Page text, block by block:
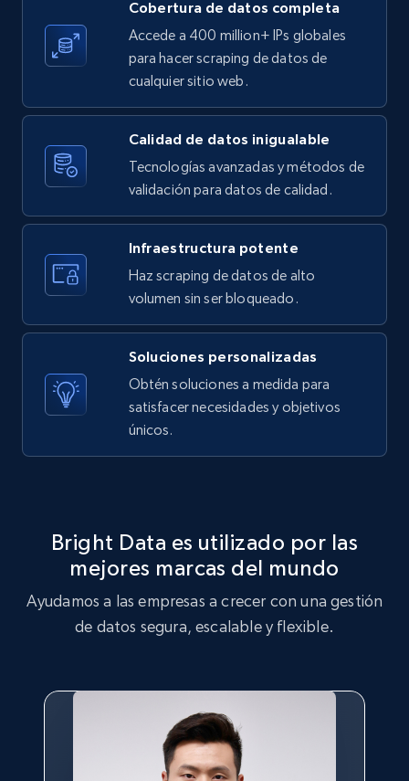
X (formerly Twitter) - Posts
ID, User posted, Name, Description, Date
posted, Photos, URL, Quoted post, and more.
10.4K+ 1.2K+ Prueba gratuita
ID, User posted, Name, Description, Date
posted, Photos, URL, Quoted post, and more.
10.4K+ 1.2K+ Prueba gratuita
X (formerly Twitter) - Posts - Getting x
10.4K+ 1.2K+ Prueba gratuita
TikTok - Profiles
Like engagement rate, Bio link, Predicted lang,
963+ Prueba gratuita
Cobertura de datos completa
Accede a 400 million+ IPs globales
para hacer scraping de datos de
cualquier sitio web.
Calidad de datos inigualable
Tecnologías avanzadas y métodos de
validación para datos de calidad.
Infraestructura potente
Haz scraping de datos de alto
volumen sin ser bloqueado.
Soluciones personalizadas
Obtén soluciones a medida para
satisfacer necesidades y objetivos
únicos.
Bright Data es utilizado por las
mejores marcas del mundo
Ayudamos a las empresas a crecer con una gestión
de datos segura, escalable y flexible.